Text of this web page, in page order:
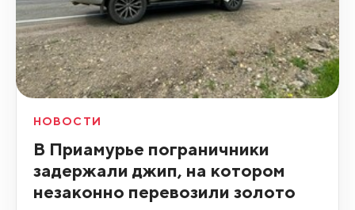
НОВОСТИ
В Приамурье пограничники
задержали джип, на котором
незаконно перевозили золото